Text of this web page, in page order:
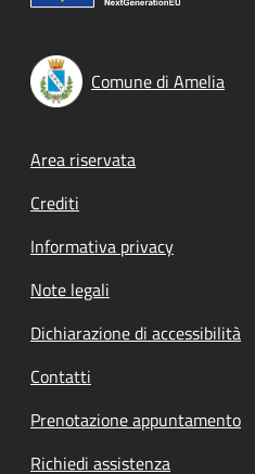
Comune di Amelia
Footer menu
Area riservata
Crediti
Informativa privacy
Note legali
Dichiarazione di accessibilità
Contatti
Prenotazione appuntamento
Richiedi assistenza